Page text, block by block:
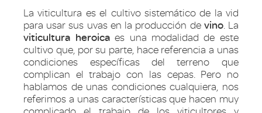
La viticultura es el cultivo sistemático de la vid
para usar sus uvas en la producción de vino. La
viticultura heroicaes una modalidad de este
cultivo que, por su parte, hace referencia a unas
condiciones específicas del terreno que
complican el trabajo con las cepas. Pero no
hablamos de unas condiciones cualquiera, nos
referimos a unas características que hacen muy